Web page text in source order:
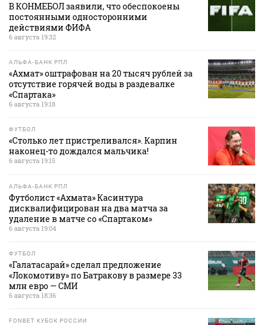
В КОНМЕБОЛ заявили, что обеспокоены
постоянными односторонними
действиями ФИФА
6 августа 19:32
АЛЬФА-БАНК РПЛ
«Ахмат» оштрафован на 20 тысяч рублей за
отсутствие горячей воды в раздевалке
«Спартака»
6 августа 19:18
ФУТБОЛ
«Столько лет пристреливался». Карпин
наконец-то дождался мальчика!
6 августа 19:15
АЛЬФА-БАНК РПЛ
Футболист «Ахмата» Касинтура
дисквалифицирован на два матча за
удаление в матче со «Спартаком»
6 августа 19:04
ФУТБОЛ
«Галатасарай» сделал предложение
«Локомотиву» по Батракову в размере 33
млн евро — СМИ
6 августа 18:36
FONBET КУБОК РОССИИ